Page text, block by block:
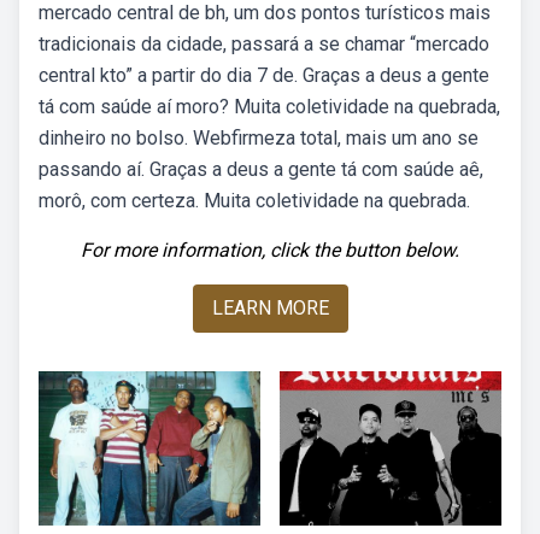
mercado central de bh, um dos pontos turísticos mais
tradicionais da cidade, passará a se chamar “mercado
central kto” a partir do dia 7 de. Graças a deus a gente
tá com saúde aí moro? Muita coletividade na quebrada,
dinheiro no bolso. Webfirmeza total, mais um ano se
passando aí. Graças a deus a gente tá com saúde aê,
morô, com certeza. Muita coletividade na quebrada.
For more information, click the button below.
LEARN MORE